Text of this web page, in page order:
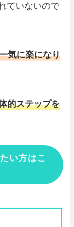
ていないので
気に楽になり
的ステップを
い方はこ